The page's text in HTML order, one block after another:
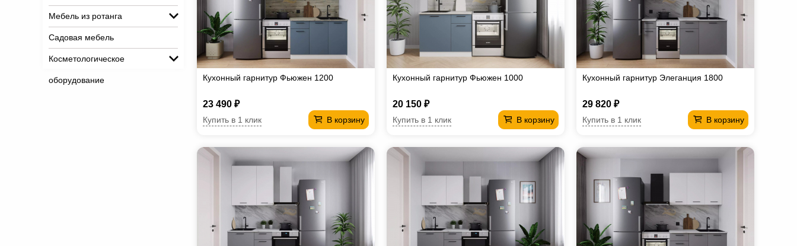
Мебель из ротанга
Садовая мебель
Косметологическое
оборудование Кухонный гарнитур Фьюжен 1200
23 490 ₽
В корзину
Купить в 1 клик
Кухонный гарнитур Фьюжен 1000
20 150 ₽
В корзину
Купить в 1 клик
Кухонный гарнитур Элеганция 1800
29 820 ₽
В корзину
Купить в 1 клик